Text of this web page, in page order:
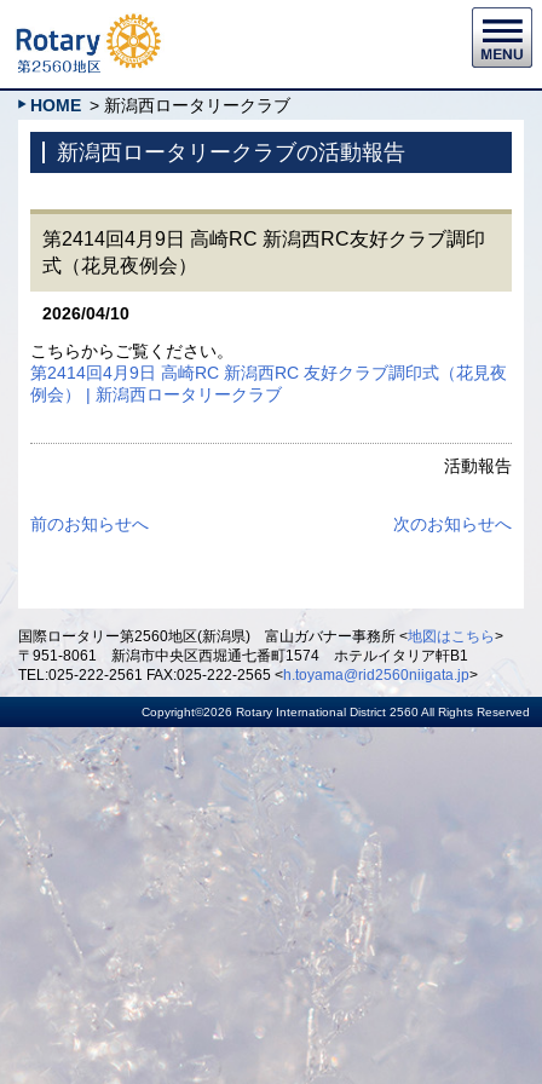
HOME > 新潟西ロータリークラブ
新潟西ロータリークラブの活動報告
第2414回4月9日 高崎RC 新潟西RC友好クラブ調印
式（花見夜例会）
2026/04/10
こちらからご覧ください。
第2414回4月9日 高崎RC 新潟西RC 友好クラブ調印式（花見夜
例会） | 新潟西ロータリークラブ
活動報告
前のお知らせへ 次のお知らせへ
国際ロータリー第2560地区(新潟県) 富山ガバナー事務所 <地図はこちら>
〒951-8061 新潟市中央区西堀通七番町1574 ホテルイタリア軒B1
TEL:025-222-2561 FAX:025-222-2565 <h.toyama@rid2560niigata.jp>
Copyright©2026 Rotary International District 2560 All Rights Reserved